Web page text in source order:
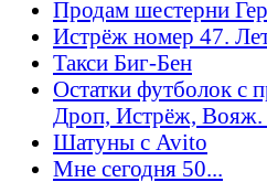
Продам шестерни
Истрёж номер 47.
Такси Биг-Бен
Остатки футболок с
Дроп, Истрёж, Вояж.
Шатуны с Avito
Мне сегодня 50...